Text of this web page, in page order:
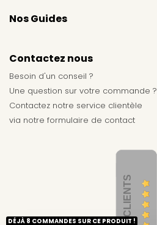
Nos Guides
Contactez nous
Besoin d'un conseil ?
Une question sur votre commande ?
Contactez notre service clientèle
via notre formulaire de contact
AVIS CLIENTS
DÉJÀ 8 COMMANDES SUR CE PRODUIT !